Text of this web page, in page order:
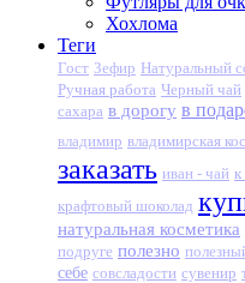
Хохлома
Теги
Гост Зефир Натуральный
Ручная работа Черный чай
сахара в дорогу в
владимир владимирская
заказать иван - чай
крафтовый шоколад
натуральная косметика
подруге полезно
себе совсладости сувенир